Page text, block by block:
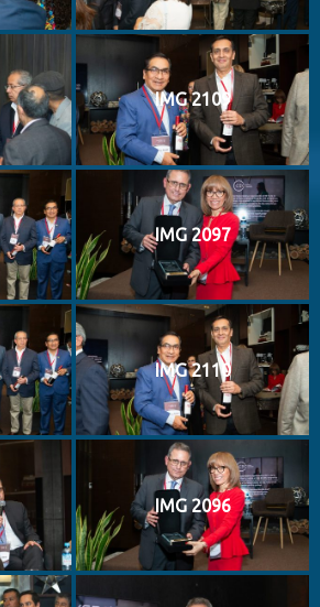
IMG 2109
IMG 2097
IMG 2110
IMG 2096